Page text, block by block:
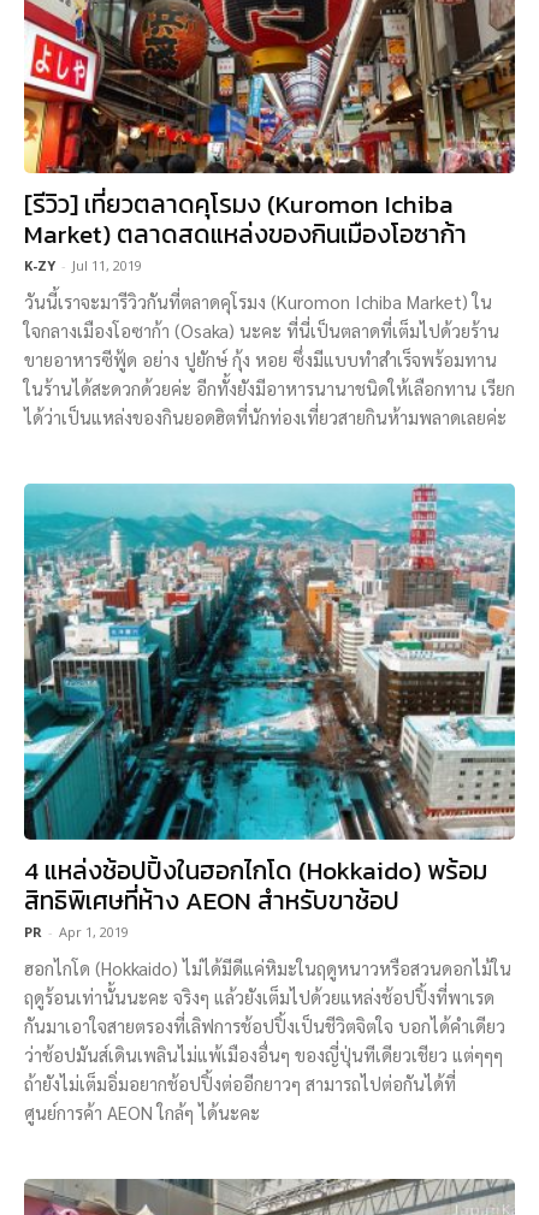
[รีวิว] เที่ยวตลาดคุโรมง (Kuromon Ichiba
Market) ตลาดสดแหล่งของกินเมืองโอซาก้า
K-ZY - Jul 11, 2019
วันนี้เราจะมารีวิวกันที่ตลาดคุโรมง (Kuromon Ichiba Market) ใน
ใจกลางเมืองโอซาก้า (Osaka) นะคะ ที่นี่เป็นตลาดที่เต็มไปด้วยร้าน
ขายอาหารซีฟู้ด อย่าง ปูยักษ์ กุ้ง หอย ซึ่งมีแบบทำสำเร็จพร้อมทาน
ในร้านได้สะดวกด้วยค่ะ อีกทั้งยังมีอาหารนานาชนิดให้เลือกทาน เรียก
ได้ว่าเป็นแหล่งของกินยอดฮิตที่นักท่องเที่ยวสายกินห้ามพลาดเลยค่ะ
4 แหล่งช้อปปิ้งในฮอกไกโด (Hokkaido) พร้อม
สิทธิพิเศษที่ห้าง AEON สำหรับขาช้อป
PR - Apr 1, 2019
ฮอกไกโด (Hokkaido) ไม่ได้มีดีแค่หิมะในฤดูหนาวหรือสวนดอกไม้ใน
ฤดูร้อนเท่านั้นนะคะ จริงๆ แล้วยังเต็มไปด้วยแหล่งช้อปปิ้งที่พาเรด
กันมาเอาใจสายตรองที่เลิฟการช้อปปิ้งเป็นชีวิตจิตใจ บอกได้คำเดียว
ว่าช้อปมันส์เดินเพลินไม่แพ้เมืองอื่นๆ ของญี่ปุ่นทีเดียวเชียว แต่ๆๆๆ
ถ้ายังไม่เต็มอิ่มอยากช้อปปิ้งต่ออีกยาวๆ สามารถไปต่อกันได้ที่
ศูนย์การค้า AEON ใกล้ๆ ได้นะคะ